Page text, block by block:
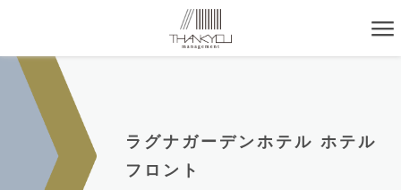
ラグナガーデンホテル ホテル
フロント